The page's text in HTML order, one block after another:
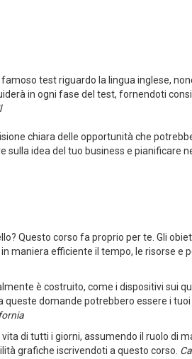
famoso test riguardo la lingua inglese,
in ogni fase del test, fornendoti
chiara delle opportunità che
idea del tuo business e pianificare
Questo corso fa proprio per te. Gli
maniera efficiente il tempo, le risorse e
è costruito, come i dispositivi sui
queste domande potrebbero essere i
di tutti i giorni, assumendo il ruolo di
grafiche iscrivendoti a questo corso.